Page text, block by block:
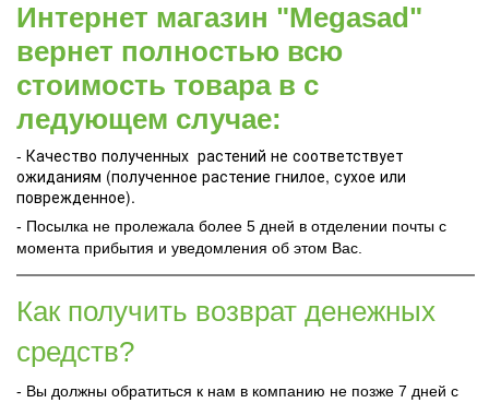
Интернет магазин "Megasad"
вернет полностью всю
стоимость товара в с
ледующем случае:
- Качество полученных растений не соответствует
ожиданиям (полученное растение гнилое, сухое или
поврежденное).
- Посылка не пролежала более 5 дней в отделении почты с
момента прибытия и уведомления об этом Вас.
Как получить возврат денежных
средств?
- Вы должны обратиться к нам в компанию не позже 7 дней с